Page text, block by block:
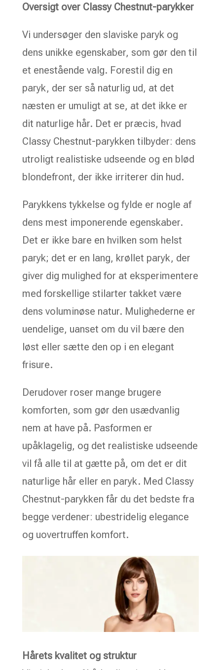
Oversigt over Classy Chestnut-parykker
Vi undersøger den slaviske paryk og
dens unikke egenskaber, som gør den til
et enestående valg. Forestil dig en
paryk, der ser så naturlig ud, at det
næsten er umuligt at se, at det ikke er
dit naturlige hår. Det er præcis, hvad
Classy Chestnut-parykken tilbyder: dens
utroligt realistiske udseende og en blød
blondefront, der ikke irriterer din hud.
Parykkens tykkelse og fylde er nogle af
dens mest imponerende egenskaber.
Det er ikke bare en hvilken som helst
paryk; det er en lang, krøllet paryk, der
giver dig mulighed for at eksperimentere
med forskellige stilarter takket være
dens voluminøse natur. Mulighederne er
uendelige, uanset om du vil bære den
løst eller sætte den op i en elegant
frisure.
Derudover roser mange brugere
komforten, som gør den usædvanlig
nem at have på. Pasformen er
upåklagelig, og det realistiske udseende
vil få alle til at gætte på, om det er dit
naturlige hår eller en paryk. Med Classy
Chestnut-parykken får du det bedste fra
begge verdener: ubestridelig elegance
og uovertruffen komfort.
Hårets kvalitet og struktur